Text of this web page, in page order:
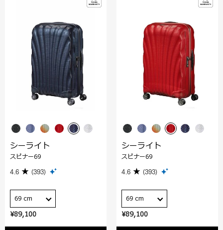
¥89,100
シーライト
スピナー69
4.6 (393)
69 cm
¥89,100
シーライト
スピナー69
4.6 (393)
69 cm